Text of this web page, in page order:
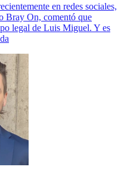
en redes sociales,
Bray On, comentó que
legal de Luis Miguel. Y es